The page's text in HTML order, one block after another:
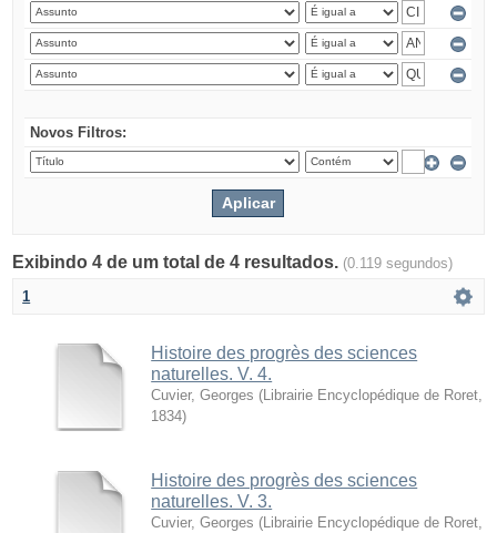
Novos Filtros:
Exibindo 4 de um total de 4 resultados. (0.119 segundos)
1
Histoire des progrès des sciences
naturelles. V. 4.
Cuvier, Georges ( Librairie Encyclopédique de Roret
1834)
Histoire des progrès des sciences
naturelles. V. 3.
Cuvier, Georges ( Librairie Encyclopédique de Roret